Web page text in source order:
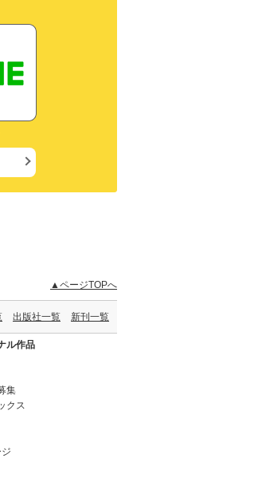
▲ページTOPへ
出版社一覧 新刊一覧
ル作品
集
クス